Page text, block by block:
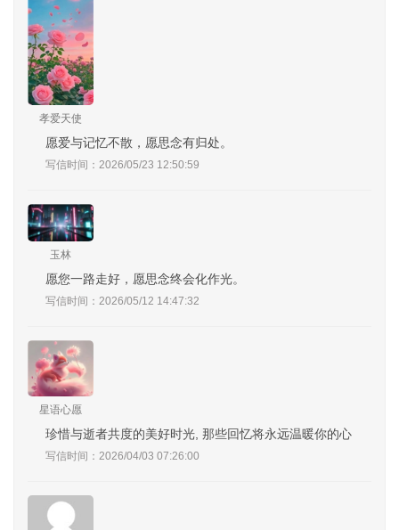
孝爱天使
愿爱与记忆不散，愿思念有归处。
写信时间：2026/05/23 12:50:59
玉林
愿您一路走好，愿思念终会化作光。
写信时间：2026/05/12 14:47:32
星语心愿
珍惜与逝者共度的美好时光, 那些回忆将永远温暖你的心
写信时间：2026/04/03 07:26:00